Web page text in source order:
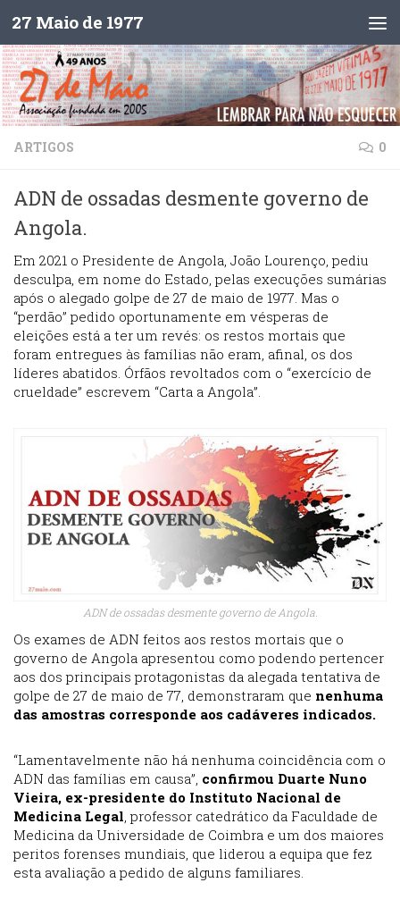
Skip to content
27 Maio de 1977
ARTIGOS 0
ADN de ossadas desmente governo de
Angola.
Em 2021 o Presidente de Angola, João Lourenço, pediu
desculpa, em nome do Estado, pelas execuções sumárias
após o alegado golpe de 27 de maio de 1977. Mas o
“perdão” pedido oportunamente em vésperas de
eleições está a ter um revés: os restos mortais que
foram entregues às famílias não eram, afinal, os dos
líderes abatidos. Órfãos revoltados com o “exercício de
crueldade” escrevem “Carta a Angola”.
ADN de ossadas desmente governo de Angola.
Os exames de ADN feitos aos restos mortais que o
governo de Angola apresentou como podendo pertencer
aos dos principais protagonistas da alegada tentativa de
golpe de 27 de maio de 77, demonstraram que nenhuma
das amostras corresponde aos cadáveres indicados.
“Lamentavelmente não há nenhuma coincidência com o
ADN das famílias em causa”, confirmou Duarte Nuno
Vieira, ex-presidente do Instituto Nacional de
Medicina Legal, professor catedrático da Faculdade de
Medicina da Universidade de Coimbra e um dos maiores
peritos forenses mundiais, que liderou a equipa que fez
esta avaliação a pedido de alguns familiares.